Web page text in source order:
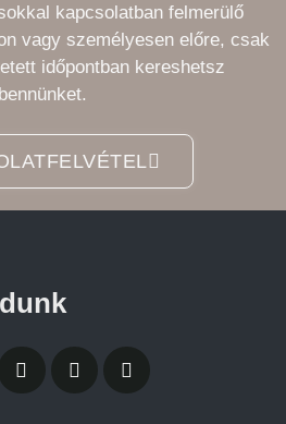
kapcsolatban felmerülő
vagy személyesen előre, csak
időpontban kereshetsz
bennünket.